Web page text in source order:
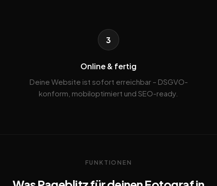
3
Online & fertig
Deine Website ist sofort erreichbar – DSGVO-
konform, mobiloptimiert und SEO-ready.
FUNKTIONEN